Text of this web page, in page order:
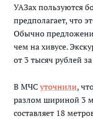
УАЗах пользуются
предполагает, что
Обычно
чем на хивусе.
от 3 тысяч рублей
В МЧСуточнили,
разлом шириной 3
составляет 18